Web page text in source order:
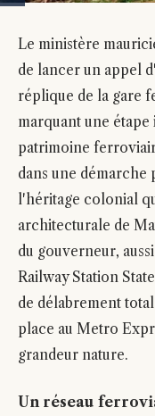
Le ministère
de lancer un appel
réplique de la gare
marquant une
patrimoine
dans une démarche
l'héritage colonial
architecturale de
du gouverneur,
Railway Station
de délabrement
place au Metro
grandeur nature.
Un réseau